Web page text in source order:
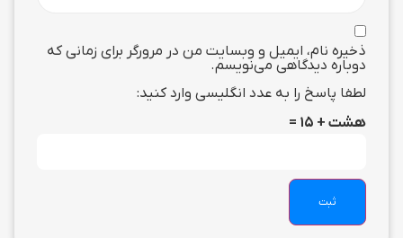
ذخیره نام، ایمیل و وبسایت من در مرورگر برای زمانی که
دوباره دیدگاهی می‌نویسم.
لطفا پاسخ را به عدد انگلیسی وارد کنید:
هشت + 15 =